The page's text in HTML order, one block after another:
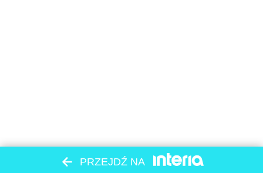
PRZEJDŹ NA